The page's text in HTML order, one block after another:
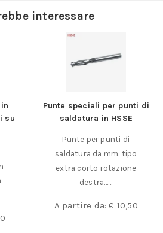
interessare
di
Giravite a lame
intercambiabili
Nuova linea professionale
adatta anche per ottica ed
elettronica. Corpo in
alluminio,……
€18,00